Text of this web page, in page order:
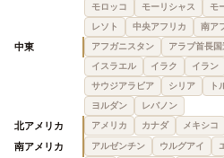
モロッコ
モーリシャス モ
レソト
中央アフリカ 南ア
中東 アフガニスタン アラブ首長国
イスラエル
イラク イラン
サウジアラビア
シリア ト
ヨルダン
レバノン
北アメリカ アメリカ カナダ メキシコ
南アメリカ アルゼンチン ウルグアイ